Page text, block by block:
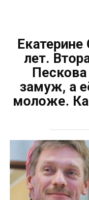
лет.
замуж, а
моложе.